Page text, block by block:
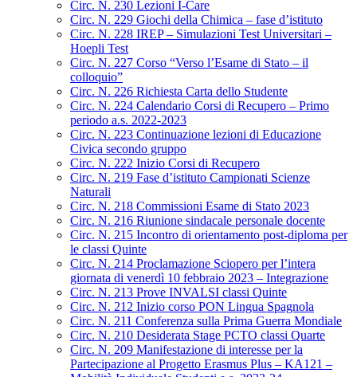
Circ. N. 230 Lezioni I-Care
Circ. N. 229 Giochi della Chimica – fase d’istituto
Circ. N. 228 IREP – Simulazioni Test Universitari –
Hoepli Test
Circ. N. 227 Corso “Verso l’Esame di Stato – il
colloquio”
Circ. N. 226 Richiesta Carta dello Studente
Circ. N. 224 Calendario Corsi di Recupero – Primo
periodo a.s. 2022-2023
Circ. N. 223 Continuazione lezioni di Educazione
Civica secondo gruppo
Circ. N. 222 Inizio Corsi di Recupero
Circ. N. 219 Fase d’istituto Campionati Scienze
Naturali
Circ. N. 218 Commissioni Esame di Stato 2023
Circ. N. 216 Riunione sindacale personale docente
Circ. N. 215 Incontro di orientamento post-diploma per
le classi Quinte
Circ. N. 214 Proclamazione Sciopero per l’intera
giornata di venerdì 10 febbraio 2023 – Integrazione
Circ. N. 213 Prove INVALSI classi Quinte
Circ. N. 212 Inizio corso PON Lingua Spagnola
Circ. N. 211 Conferenza sulla Prima Guerra Mondiale
Circ. N. 210 Desiderata Stage PCTO classi Quarte
Circ. N. 209 Manifestazione di interesse per la
Partecipazione al Progetto Erasmus Plus – KA121 –